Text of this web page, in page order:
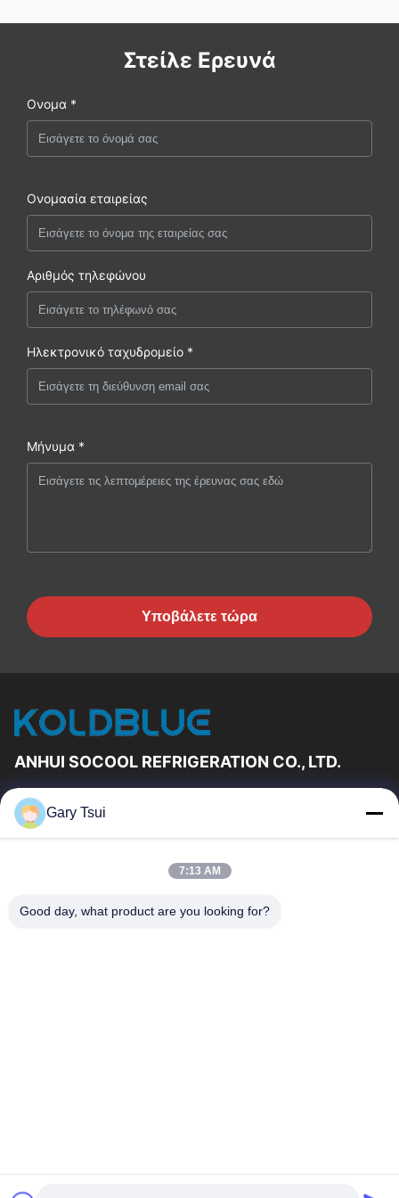
Στείλε Ερευνά
Ονομα *
Ονομασία εταιρείας
Αριθμός τηλεφώνου
Ηλεκτρονικό ταχυδρομείο *
Μήνυμα *
Υποβάλετε τώρα
ANHUI SOCOOL REFRIGERATION CO., LTD.
Γρήγορες Συνδέσεις
Σπίτι
Περίπου Εμείς
Μας Ελάτε Σε Επαφή Με
Ζητήστε Ένα Απόσπασμα
Gary Tsui
7:13 AM
Good day, what product are you looking for?